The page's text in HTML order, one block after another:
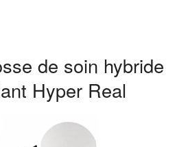
de soin hybride
Hyper Real